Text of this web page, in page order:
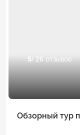
5/ 26 отзывов
Обзорный тур